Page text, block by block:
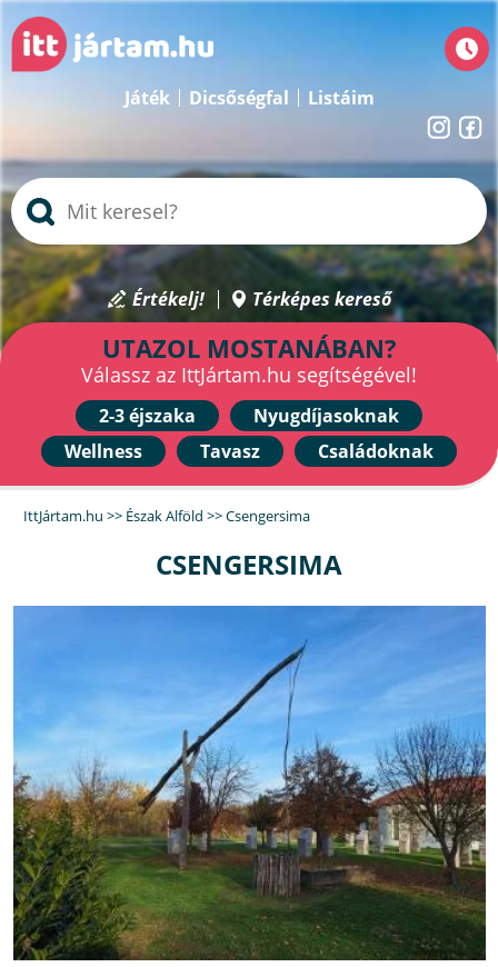
Játék Dicsőségfal Listáim
Értékelj! Térképes kereső
UTAZOL MOSTANÁBAN?
Válassz az IttJártam.hu segítségével!
2-3 éjszaka
Nyugdíjasoknak
Wellness
Tavasz Családoknak
IttJártam.hu >> Észak Alföld >>Csengersima
CSENGERSIMA